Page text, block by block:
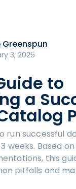
Greenspun
3, 2025
to
a
run successful
3 weeks. Based
this
pitfalls and